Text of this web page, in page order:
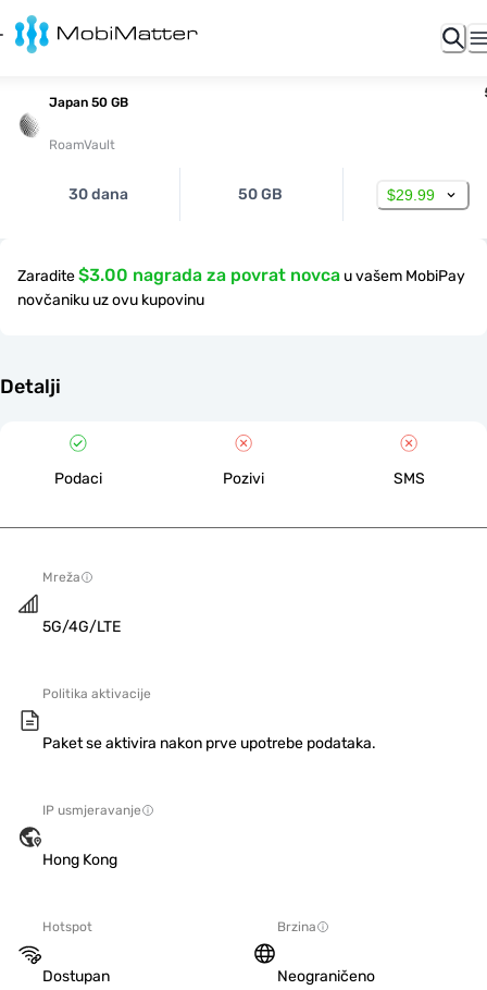
Japan 50 GB
RoamVault
30 dana 50 GB $29.99
Zaradite$3.00 nagrada za povrat novca u vašem MobiPay
novčaniku uz ovu kupovinu
Detalji
Podaci Pozivi SMS
Mreža
5G/4G/LTE
Politika aktivacije
Paket se aktivira nakon prve upotrebe podataka.
IP usmjeravanje
Hong Kong
Hotspot
Dostupan
Brzina
Neograničeno